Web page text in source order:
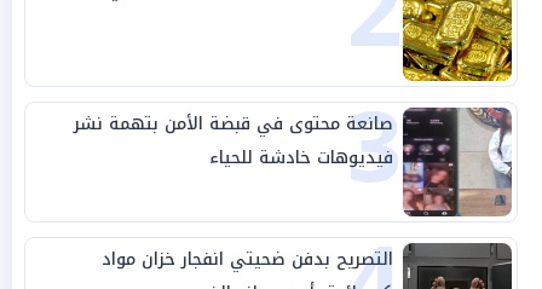
3
صانعة محتوى في قبضة الأمن بتهمة نشر
فيديوهات خادشة للحياء
التصريح بدفن ضحيتي انفجار خزان مواد